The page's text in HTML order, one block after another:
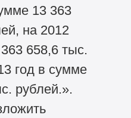
13 363
на 2012
658,6 тыс.
год в сумме
рублей.».